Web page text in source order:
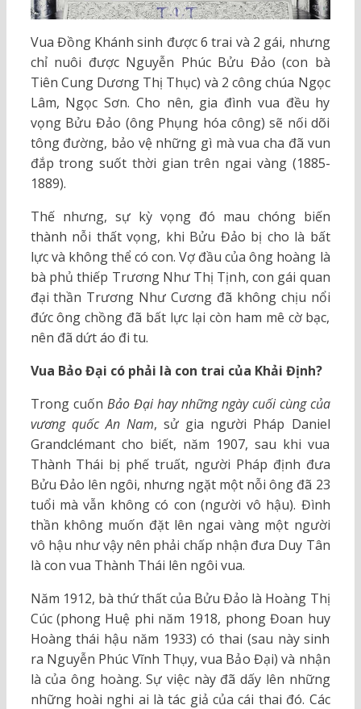
Vua Đồng Khánh sinh được 6 trai và 2 gái, nhưng
chỉ nuôi được Nguyễn Phúc Bửu Đảo (con bà
Tiên Cung Dương Thị Thục) và 2 công chúa Ngọc
Lâm, Ngọc Sơn. Cho nên, gia đình vua đều hy
vọng Bửu Đảo (ông Phụng hóa công) sẽ nối dõi
tông đường, bảo vệ những gì mà vua cha đã vun
đắp trong suốt thời gian trên ngai vàng (1885-
1889).
Thế nhưng, sự kỳ vọng đó mau chóng biến
thành nỗi thất vọng, khi Bửu Đảo bị cho là bất
lực và không thể có con. Vợ đầu của ông hoàng là
bà phủ thiếp Trương Như Thị Tịnh, con gái quan
đại thần Trương Như Cương đã không chịu nổi
đức ông chồng đã bất lực lại còn ham mê cờ bạc,
nên đã dứt áo đi tu.
Vua Bảo Đại có phải là con trai của Khải Định?
Trong cuốn Bảo Đại hay những ngày cuối cùng của
vương quốc An Nam, sử gia người Pháp Daniel
Grandclémant cho biết, năm 1907, sau khi vua
Thành Thái bị phế truất, người Pháp định đưa
Bửu Đảo lên ngôi, nhưng ngặt một nỗi ông đã 23
tuổi mà vẫn không có con (người vô hậu). Đình
thần không muốn đặt lên ngai vàng một người
vô hậu như vậy nên phải chấp nhận đưa Duy Tân
là con vua Thành Thái lên ngôi vua.
Năm 1912, bà thứ thất của Bửu Đảo là Hoàng Thị
Cúc (phong Huệ phi năm 1918, phong Đoan huy
Hoàng thái hậu năm 1933) có thai (sau này sinh
ra Nguyễn Phúc Vĩnh Thụy, vua Bảo Đại) và nhận
là của ông hoàng. Sự việc này đã dấy lên những
những hoài nghi ai là tác giả của cái thai đó. Các